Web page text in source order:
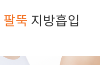
팔뚝 지방흡입